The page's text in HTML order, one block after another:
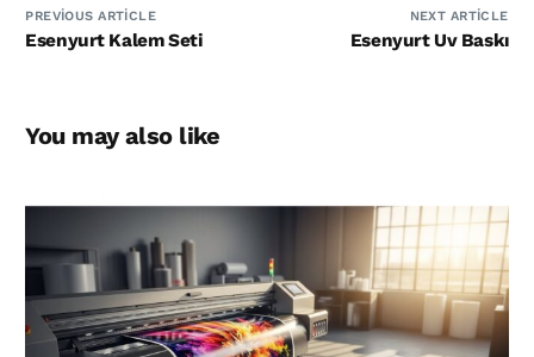
PREVIOUS ARTICLE
Esenyurt Kalem Seti
NEXT ARTICLE
Esenyurt Uv Baskı
You may also like